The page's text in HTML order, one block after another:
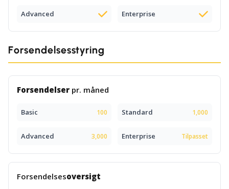
Advanced Enterprise
Forsendelsesstyring
Forsendelser pr. måned
Basic 100 Standard 1,000
Advanced 3,000 Enterprise Tilpasset
Forsendelsesoversigt